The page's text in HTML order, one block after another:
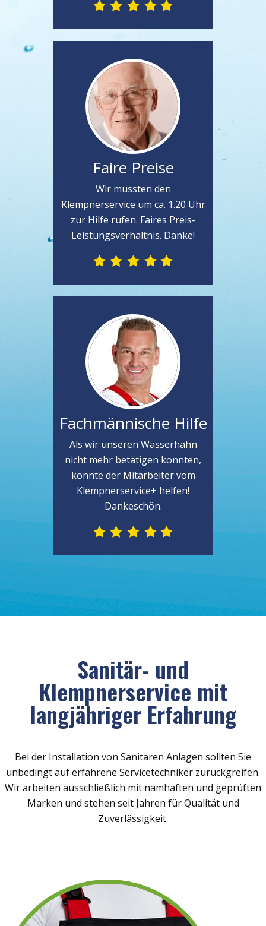
Faire Preise
Wir mussten den
Klempnerservice um ca. 1.20 Uhr
zur Hilfe rufen. Faires Preis-
Leistungsverhältnis. Danke!
Fachmännische Hilfe
Als wir unseren Wasserhahn
nicht mehr betätigen konnten,
konnte der Mitarbeiter vom
Klempnerservice+ helfen!
Dankeschön.
Sanitär- und
Klempnerservice mit
langjähriger Erfahrung
Bei der Installation von Sanitären Anlagen sollten Sie
unbedingt auf erfahrene Servicetechniker zurückgreifen.
Wir arbeiten ausschließlich mit namhaften und geprüften
Marken und stehen seit Jahren für Qualität und
Zuverlässigkeit.